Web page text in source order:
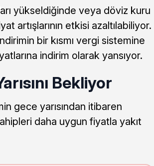
yükseldiğinde veya döviz kuru
artışlarının etkisi azaltılabiliyor.
bir kısmı vergi sistemine
indirim olarak yansıyor.
Bekliyor
gece yarısından itibaren
daha uygun fiyatla yakıt